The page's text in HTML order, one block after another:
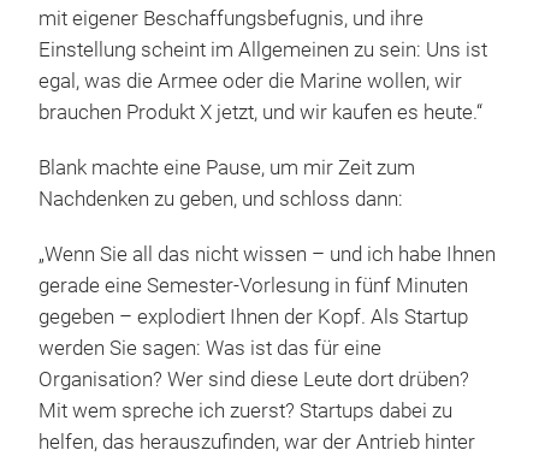
mit eigener Beschaffungsbefugnis, und ihre
Einstellung scheint im Allgemeinen zu sein: Uns ist
egal, was die Armee oder die Marine wollen, wir
brauchen Produkt X jetzt, und wir kaufen es heute.“
Blank machte eine Pause, um mir Zeit zum
Nachdenken zu geben, und schloss dann:
„Wenn Sie all das nicht wissen – und ich habe Ihnen
gerade eine Semester-Vorlesung in fünf Minuten
gegeben – explodiert Ihnen der Kopf. Als Startup
werden Sie sagen: Was ist das für eine
Organisation? Wer sind diese Leute dort drüben?
Mit wem spreche ich zuerst? Startups dabei zu
helfen, das herauszufinden, war der Antrieb hinter